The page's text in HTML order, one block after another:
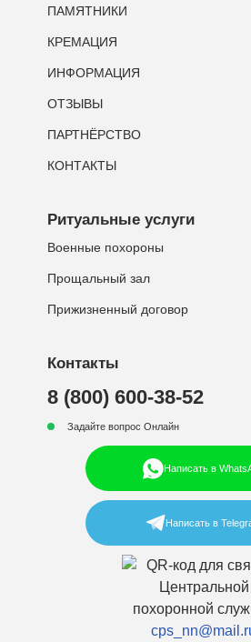
ПАМЯТНИКИ
КРЕМАЦИЯ
ИНФОРМАЦИЯ
ОТЗЫВЫ
ПАРТНЁРСТВО
КОНТАКТЫ
Ритуальные услуги
Военные похороны
Прощальный зал
Прижизненный договор
Контакты
8 (800) 600-38-52
Задайте вопрос Онлайн
Написать в
Написать в